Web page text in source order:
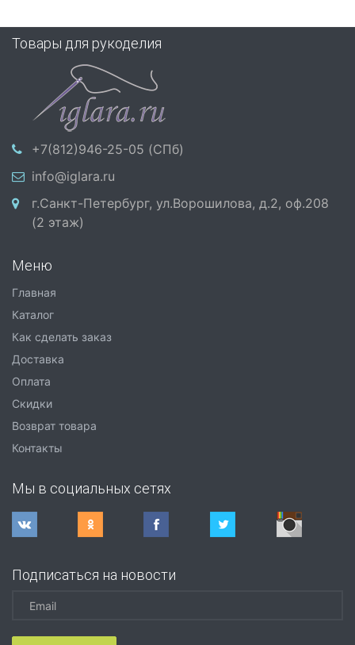
Товары для рукоделия
+7(812)946-25-05 (СПб)
info@iglara.ru
г.Санкт-Петербург, ул.Ворошилова, д.2, оф.208
(2 этаж)
Меню
Главная
Каталог
Как сделать заказ
Доставка
Оплата
Скидки
Возврат товара
Контакты
Мы в социальных сетях
Подписаться на новости